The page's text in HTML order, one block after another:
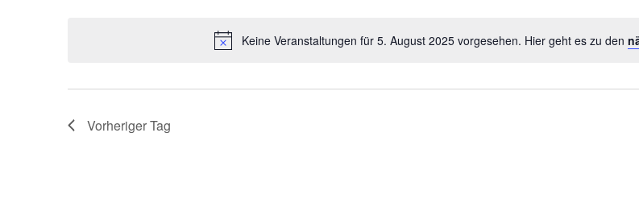
Keine Veranstaltungen für 5. August 2025 vorgesehen. Hier geht es zu den
Ansichten,
Navigation
wählen.
Vorheriger Tag